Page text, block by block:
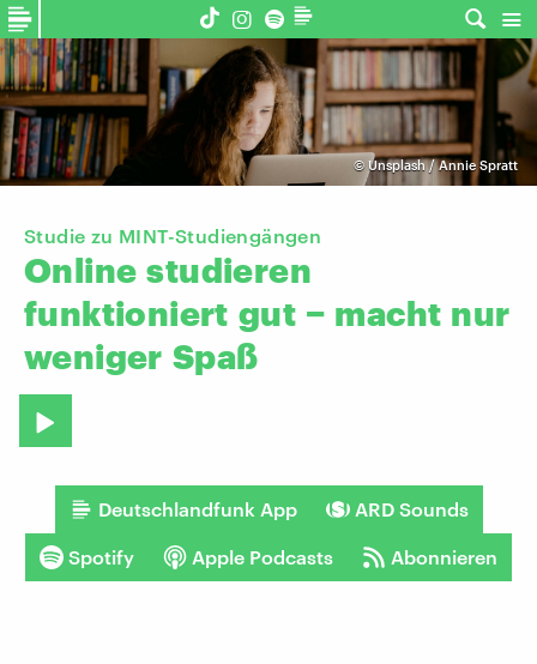
© Unsplash / Annie Spratt
Studie zu MINT-Studiengängen
Online studieren
funktioniert gut − macht nur
weniger Spaß
Deutschlandfunk App ARD Sounds
Spotify Apple Podcasts Abonnieren